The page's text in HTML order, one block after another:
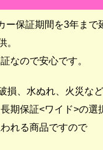
ー保証期間を3年まで
。
なので安心です。
、水ぬれ、火災など
期保証<ワイド>の選
れる商品ですので